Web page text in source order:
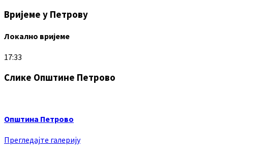
Вријеме у Петрову
Локално вријеме
17:33
Слике Општине Петрово
Општина Петрово
Прегледајте галерију